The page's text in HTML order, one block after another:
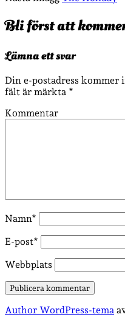
Bli först att
Lämna ett svar
Din e-postadress kommer
fält är märkta *
Kommentar
Namn*
E-post*
Webbplats
Author WordPress-tema